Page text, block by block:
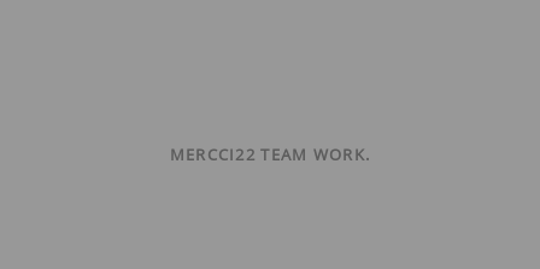
MERCCI22 TEAM WORK.